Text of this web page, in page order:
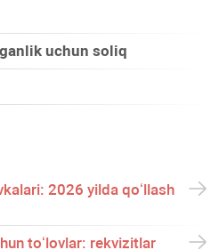
uchun soliq
2026 yilda qoʻllash
toʻlovlar: rekvizitlar